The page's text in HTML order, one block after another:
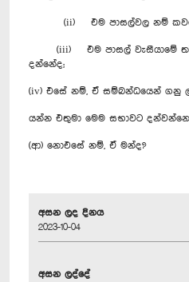
(ii) එම පාසල්වල නම්
(iii) එම පාසල් වැසීයාමේ
දන්නේද;
(iv) එසේ නම්, ඒ සම්බන්ධයෙන් ගනු
යන්න එතුමා මෙම සභාවට
(ආ) නොඑසේ නම්, ඒ මන්ද?
අසන ලද දිනය
2023-10-04
අසන ලද්දේ